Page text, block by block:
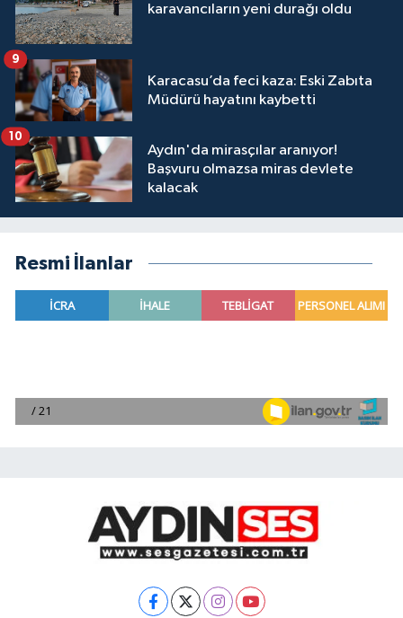
karavancıların yeni durağı oldu
Karacasu’da feci kaza: Eski Zabıta
Müdürü hayatını kaybetti
9
Aydın'da mirasçılar aranıyor!
Başvuru olmazsa miras devlete
kalacak
10
Resmi İlanlar